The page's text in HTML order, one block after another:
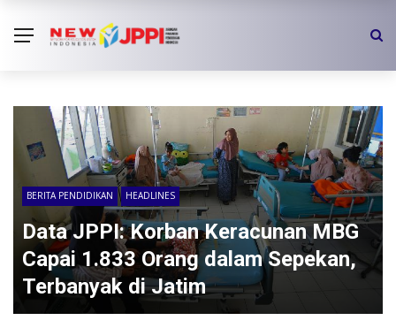
BERITA PENDIDIKAN HEADLINES
Data JPPI: Korban Keracunan MBG
Capai 1.833 Orang dalam Sepekan,
Terbanyak di Jatim